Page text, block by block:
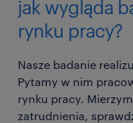
jak wygląda
rynku pracy?
Nasze badanie
Pytamy w nim
rynku pracy.
zatrudnienia,